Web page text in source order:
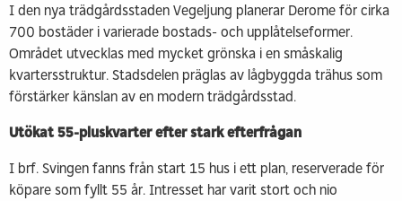
I den nya trädgårdsstaden Vegeljung planerar Derome för cirka
700 bostäder i varierade bostads- och upplåtelseformer.
Området utvecklas med mycket grönska i en småskalig
kvartersstruktur. Stadsdelen präglas av lågbyggda trähus som
förstärker känslan av en modern trädgårdsstad.
Utökat 55-pluskvarter efter stark efterfrågan
I brf. Svingen fanns från start 15 hus i ett plan, reserverade för
köpare som fyllt 55 år. Intresset har varit stort och nio